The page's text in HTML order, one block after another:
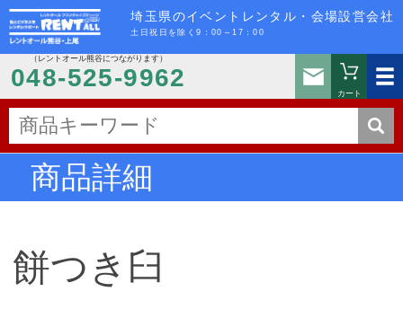
埼玉県のイベントレンタル・会場設営会社
土日祝日を除く9：00～17：00
（レントオール熊谷につながります）
048-525-9962 お問い
カート
商品詳細
餅つき臼